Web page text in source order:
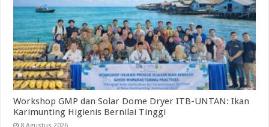
Workshop GMP dan Solar Dome Dryer ITB-UNTAN: Ikan
Karimunting Higienis Bernilai Tinggi
8 Agustus 2026